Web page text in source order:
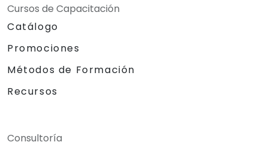
Cursos de Capacitación
Catálogo
Promociones
Métodos de Formación
Recursos
Consultoría